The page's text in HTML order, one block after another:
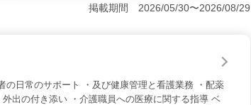
活かせ、若手の育成にも貢献できます。 ＜中
掲載期間 2026/05/30〜2026/08/29
の日常のサポート ・及び健康管理と看護業務 ・配薬
出の付き添い ・介護職員への医療に関する指導 ベ